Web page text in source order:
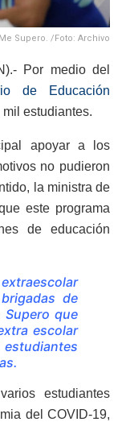
Supero. /Foto: Archivo
Por medio del
de Educación
estudiantes.
apoyar a los
no pudieron
la ministra de
este programa
de educación
de
Supero que
escolar
estudiantes
del COVID-19,